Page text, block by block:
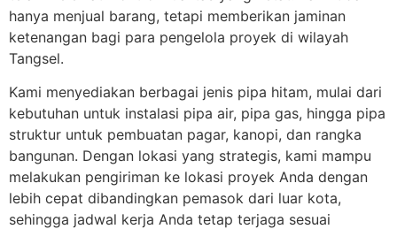
hanya menjual barang, tetapi memberikan jaminan
ketenangan bagi para pengelola proyek di wilayah
Tangsel.
Kami menyediakan berbagai jenis pipa hitam, mulai dari
kebutuhan untuk instalasi pipa air, pipa gas, hingga pipa
struktur untuk pembuatan pagar, kanopi, dan rangka
bangunan. Dengan lokasi yang strategis, kami mampu
melakukan pengiriman ke lokasi proyek Anda dengan
lebih cepat dibandingkan pemasok dari luar kota,
sehingga jadwal kerja Anda tetap terjaga sesuai